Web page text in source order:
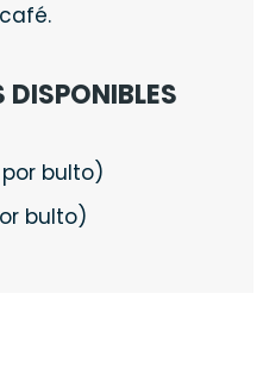
DISPONIBLES
bulto)
bulto)